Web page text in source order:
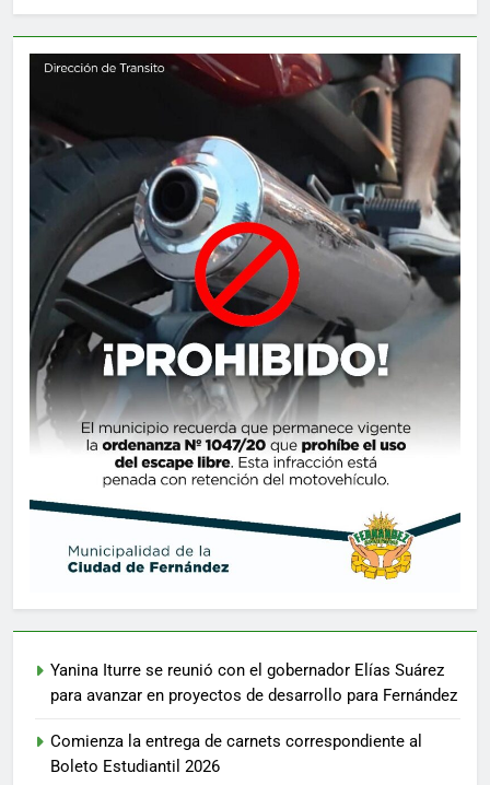
Yanina Iturre se reunió con el gobernador Elías Suárez
para avanzar en proyectos de desarrollo para Fernández
Comienza la entrega de carnets correspondiente al
Boleto Estudiantil 2026